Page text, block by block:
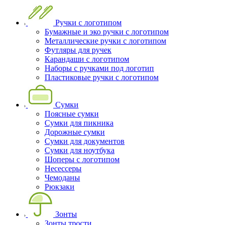
Ручки с логотипом
Бумажные и эко ручки с логотипом
Металлические ручки с логотипом
Футляры для ручек
Карандаши с логотипом
Наборы с ручками под логотип
Пластиковые ручки с логотипом
Сумки
Поясные сумки
Сумки для пикника
Дорожные сумки
Сумки для документов
Сумки для ноутбука
Шоперы с логотипом
Несессеры
Чемоданы
Рюкзаки
Зонты
Зонты трости